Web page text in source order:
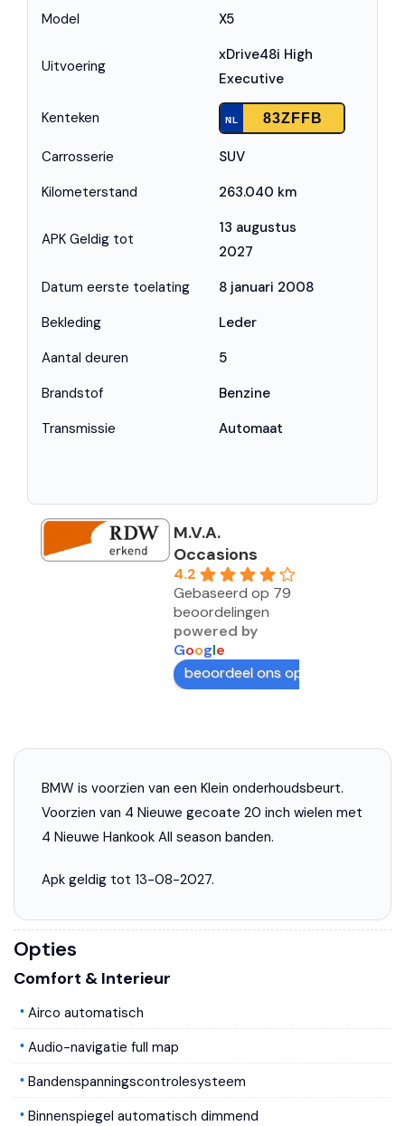
BMW is voorzien van een Klein onderhoudsbeurt.
Voorzien van 4 Nieuwe gecoate 20 inch wielen met
4 Nieuwe Hankook All season banden.
Apk geldig tot 13-08-2027.
Opties
Comfort & Interieur
Airco automatisch
Audio-navigatie full map
Bandenspanningscontrolesysteem
Binnenspiegel automatisch dimmend
Model
X5
Uitvoering
xDrive48i High
Executive
Kenteken 83ZFFB
Carrosserie
SUV
Kilometerstand
263.040 km
APK Geldig tot
13 augustus
2027
Datum eerste toelating
8 januari 2008
Bekleding
Leder
Aantal deuren
5
Brandstof
Benzine
Transmissie
Automaat
M.V.A.
Occasions
4.2
Gebaseerd op 79
beoordelingen
powered by
Google
beoordeel ons op